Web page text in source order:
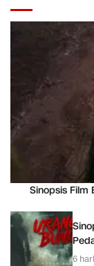
Sinopsis Film
6